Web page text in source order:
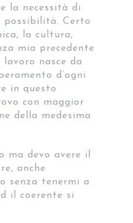
la necessità di
Certo
la cultura,
mia precedente
nasce da
d’ogni
in questo
con maggior
della medesima
ma devo avere il
anche
senza tenermi a
il coerente si